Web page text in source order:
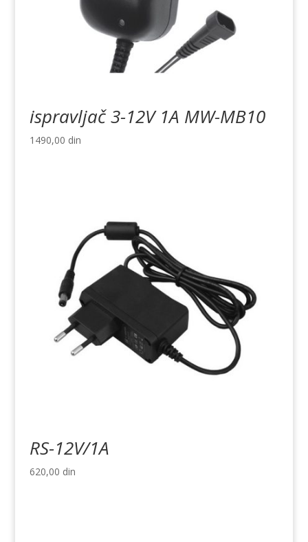
ispravljač 3-12V 1A MW-MB10
1490,00 din
RS-12V/1A
620,00 din